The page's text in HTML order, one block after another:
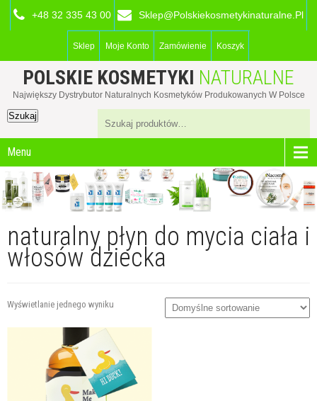
+48 32 335 43 00 Sklep@polskiekosmetykinaturalne.pl
Sklep Moje Konto Zamówienie Koszyk
POLSKIE KOSMETYKI NATURALNE
Największy Dystrybutor Naturalnych Kosmetyków Produkowanych W Polsce
Szukaj
Menu
naturalny płyn do mycia ciała i
włosów dziecka
Wyświetlanie jednego wyniku